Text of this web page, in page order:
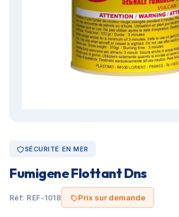
SÉCURITÉ EN MER
Fumigene Flottant Dns
Réf: REF-1018 Prix sur demande